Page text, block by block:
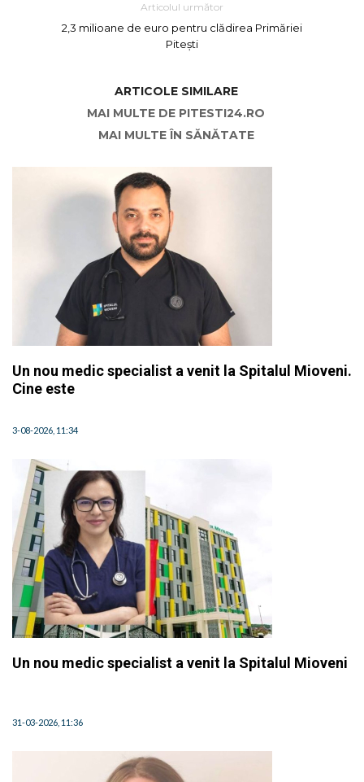
Articolul următor
2,3 milioane de euro pentru clădirea Primăriei
Pitești
ARTICOLE SIMILARE
MAI MULTE DE PITESTI24.RO
MAI MULTE ÎN SĂNĂTATE
Un nou medic specialist a venit la Spitalul Mioveni.
Cine este
3-08-2026, 11:34
Un nou medic specialist a venit la Spitalul Mioveni
31-03-2026, 11:36